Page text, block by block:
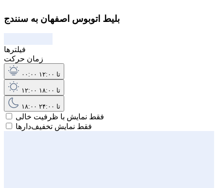
بلیط اتوبوس اصفهان به سنندج
فیلترها
زمان حرکت
۰۰:۰۰ تا ۱۲:۰۰
۱۲:۰۰ تا ۱۸:۰۰
۱۸:۰۰ تا ۲۴:۰۰
فقط نمایش با ظرفیت خالی
فقط نمایش تخفیف‌دارها